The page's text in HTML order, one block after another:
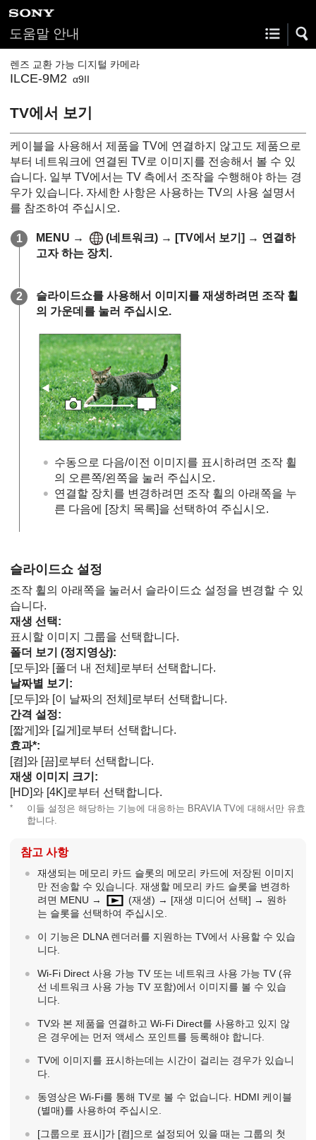
도움말 안내
렌즈 교환 가능 디지털 카메라
ILCE-9M2 α9II
TV에서 보기
케이블을 사용해서 제품을 TV에 연결하지 않고도 제품으로
부터 네트워크에 연결된 TV로 이미지를 전송해서 볼 수 있
습니다. 일부 TV에서는 TV 측에서 조작을 수행해야 하는 경
우가 있습니다. 자세한 사항은 사용하는 TV의 사용 설명서
를 참조하여 주십시오.
MENU → (네트워크) → [TV에서 보기] → 연결하
고자 하는 장치.
슬라이드쇼를 사용해서 이미지를 재생하려면 조작 휠
의 가운데를 눌러 주십시오.
수동으로 다음/이전 이미지를 표시하려면 조작 휠
의 오른쪽/왼쪽을 눌러 주십시오.
연결할 장치를 변경하려면 조작 휠의 아래쪽을 누
른 다음에
[장치 목록]을 선택하여 주십시오.
슬라이드쇼 설정
조작 휠의 아래쪽을 눌러서 슬라이드쇼 설정을 변경할 수 있
습니다.
재생 선택:
표시할 이미지 그룹을 선택합니다.
폴더 보기 (정지영상):
[모두]와 [폴더 내 전체] 로부터 선택합니다.
날짜별 보기 :
[모두]와 [이 날짜의 전체] 로부터 선택합니다.
간격 설정:
[짧게]와 [길게] 로부터 선택합니다.
효과*:
[켬]와 [끔] 로부터 선택합니다.
재생 이미지 크기 :
[HD]와 [4K] 로부터 선택합니다.
*
이들 설정은 해당하는 기능에 대응하는 BRAVIA TV에 대해서만 유효
합니다.
참고 사항
재생되는 메모리 카드 슬롯의 메모리 카드에 저장된 이미지
만 전송할 수 있습니다. 재생할 메모리 카드 슬롯을 변경하
려면 MENU →
(재생) → [재생 미디어 선택] → 원하
는 슬롯을 선택하여 주십시오.
이 기능은 DLNA 렌더러를 지원하는 TV에서 사용할 수 있습
니다.
Wi-Fi Direct 사용 가능 TV 또는 네트워크 사용 가능 TV (유
선 네트워크 사용 가능 TV 포함)에서 이미지를 볼 수 있습
니다.
TV와 본 제품을 연결하고 Wi-Fi Direct를 사용하고 있지 않
은 경우에는 먼저 액세스 포인트를 등록해야 합니다.
TV에 이미지를 표시하는데는 시간이 걸리는 경우가 있습니
다.
동영상은 Wi-Fi를 통해 TV로 볼 수 없습니다. HDMI 케이블
(별매)를 사용하여 주십시오.
[그룹으로 표시]가 [켬]으로 설정되어 있을 때는 그룹의 첫